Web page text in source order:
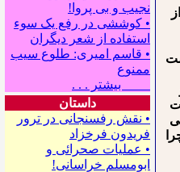
ﻧﺠﻴﺐ ﻭ ﺑﻰ ﭘﺮﻭﺍ!
• کوششی در رفع یک سوء
استفاده از شعر دیگران
• قاسم امیری: طلوع سیب
ممنوع
بیشتر . . .
داستان
• نقش رفسنجانی در ترور
فریدون فرخزاد
• عملیات صحرائی و
ابومسلم خراسانی!